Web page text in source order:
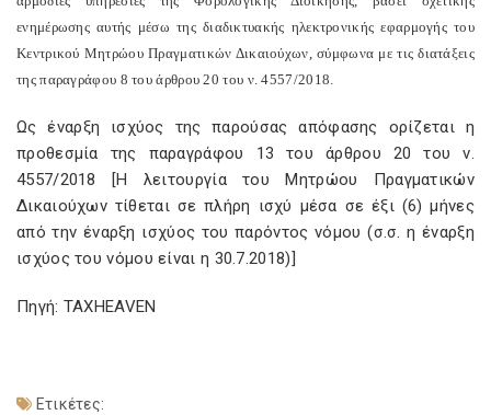
ενημέρωσης αυτής μέσω της διαδικτυακής ηλεκτρονικής εφαρμογής του
Κεντρικού Μητρώου Πραγματικών Δικαιούχων, σύμφωνα με τις διατάξεις
της παραγράφου 8 του άρθρου 20 του ν. 4557/2018.
Ως έναρξη ισχύος της παρούσας απόφασης ορίζεται η
προθεσμία της παραγράφου 13 του άρθρου 20 του ν.
4557/2018 [Η λειτουργία του Μητρώου Πραγματικών
Δικαιούχων τίθεται σε πλήρη ισχύ μέσα σε έξι (6) μήνες
από την έναρξη ισχύος του παρόντος νόμου (σ.σ. η έναρξη
ισχύος του νόμου είναι η 30.7.2018)]
Πηγή: TAXHEAVEN
Ετικέτες: